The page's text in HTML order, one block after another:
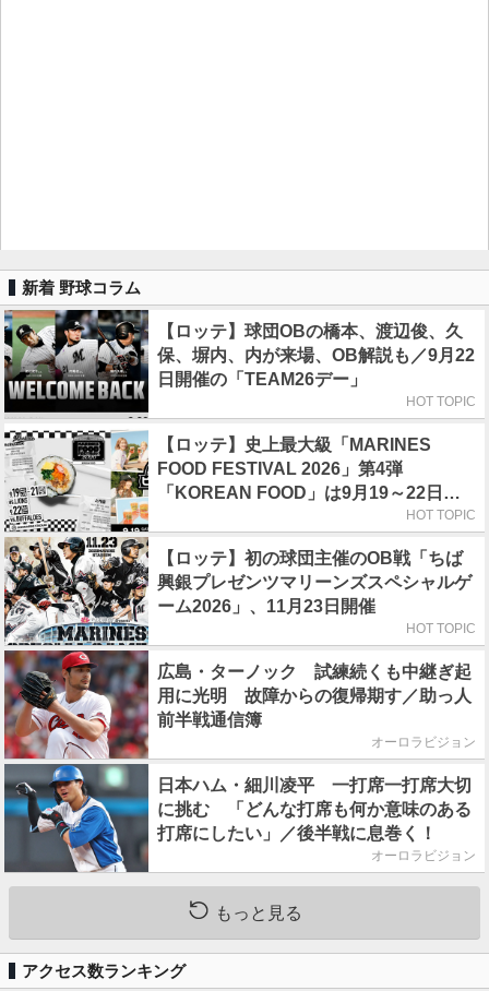
新着 野球コラム
【ロッテ】球団OBの橋本、渡辺俊、久
保、塀内、内が来場、OB解説も／9月22
日開催の「TEAM26デー」
HOT TOPIC
【ロッテ】史上最大級「MARINES
FOOD FESTIVAL 2026」第4弾
「KOREAN FOOD」は9月19～22日／
HOT TOPIC
【ロッテ】初の球団主催のOB戦「ちば
興銀プレゼンツマリーンズスペシャルゲ
ーム2026」、11月23日開催
HOT TOPIC
広島・ターノック 試練続くも中継ぎ起
用に光明 故障からの復帰期す／助っ人
前半戦通信簿
オーロラビジョン
日本ハム・細川凌平 一打席一打席大切
に挑む 「どんな打席も何か意味のある
打席にしたい」／後半戦に息巻く！
オーロラビジョン
もっと見る
アクセス数ランキング